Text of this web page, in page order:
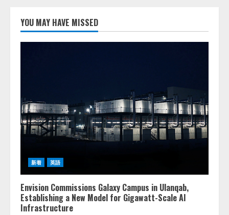
務系70事務所×5つのAIで実態調査
を実施
YOU MAY HAVE MISSED
新着 英語
Envision Commissions Galaxy Campus in Ulanqab,
Establishing a New Model for Gigawatt-Scale AI
Infrastructure